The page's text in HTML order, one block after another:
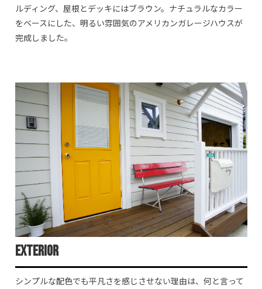
ルディング、屋根とデッキにはブラウン。ナチュラルなカラー
をベースにした、明るい雰囲気のアメリカンガレージハウスが
完成しました。
Exterior
シンプルな配色でも平凡さを感じさせない理由は、何と言って